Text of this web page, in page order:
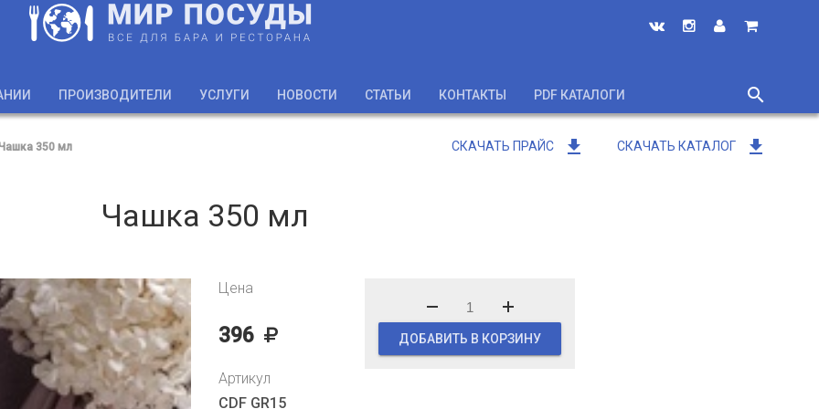
ПРОИЗВОДИТЕЛИ УСЛУГИ НОВОСТИ СТАТЬИ КОНТАКТЫ PDF КАТАЛОГИ
search
close
СКАЧАТЬ ПРАЙС get_app СКАЧАТЬ КАТАЛОГ get_app
350 мл
Чашка 350 мл
Цена
396 ДОБАВИТЬ В КОРЗИНУ
Артикул
CDF GR15